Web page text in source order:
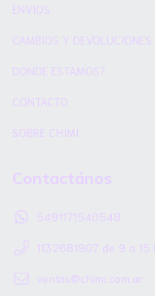
ENVIOS
CAMBIOS Y DEVOLUCIONES
DONDE ESTAMOS?
CONTACTO
SOBRE CHIMI
Contactános
5491171540548
1132681907 de 9 a
ventas@chimi.com.ar